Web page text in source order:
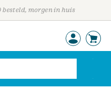
besteld, morgen in huis